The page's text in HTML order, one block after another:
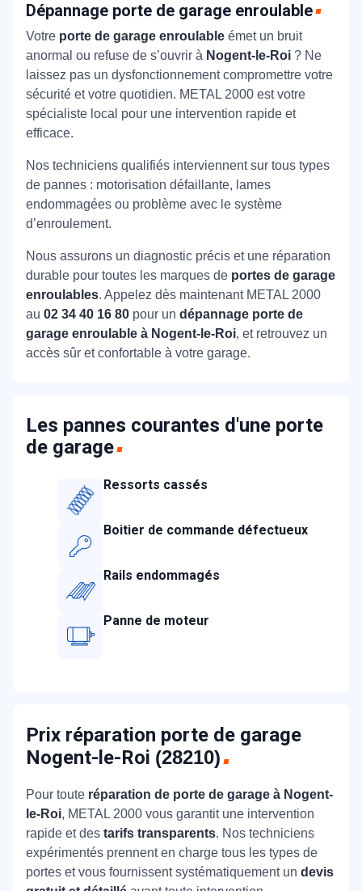
Dépannage porte de garage enroulable
Votre porte de garage enroulable émet un bruit
anormal ou refuse de s’ouvrir à Nogent-le-Roi ? Ne
laissez pas un dysfonctionnement compromettre votre
sécurité et votre quotidien. METAL 2000 est votre
spécialiste local pour une intervention rapide et
efficace.
Nos techniciens qualifiés interviennent sur tous types
de pannes : motorisation défaillante, lames
endommagées ou problème avec le système
d’enroulement.
Nous assurons un diagnostic précis et une réparation
durable pour toutes les marques de portes de garage
enroulables. Appelez dès maintenant METAL 2000
au 02 34 40 16 80 pour un dépannage porte de
garage enroulable à Nogent-le-Roi, et retrouvez un
accès sûr et confortable à votre garage.
Les pannes courantes d'une porte
de garage
Ressorts cassés
Boitier de commande défectueux
Rails endommagés
Panne de moteur
Prix réparation porte de garage
Nogent-le-Roi (28210)
Pour toute réparation de porte de garage à Nogent-
le-Roi, METAL 2000 vous garantit une intervention
rapide et des tarifs transparents. Nos techniciens
expérimentés prennent en charge tous les types de
portes et vous fournissent systématiquement un devis